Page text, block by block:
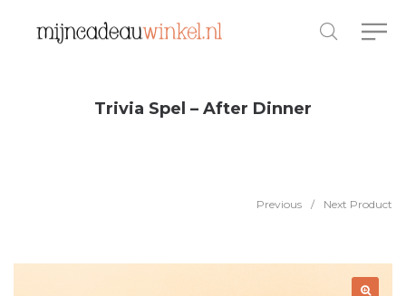
Trivia Spel – After Dinner
Previous / Next Product